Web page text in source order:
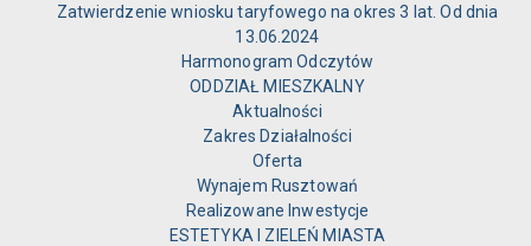
Zatwierdzenie wniosku taryfowego na okres 3 lat. Od dnia
13.06.2024
Harmonogram Odczytów
ODDZIAŁ MIESZKALNY
Aktualności
Zakres Działalności
Oferta
Wynajem Rusztowań
Realizowane Inwestycje
ESTETYKA I ZIELEŃ MIASTA